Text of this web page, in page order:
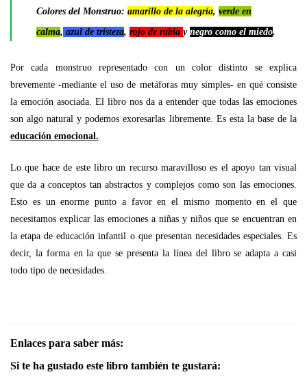
Colores del Monstruo: amarillo de la alegría, verde en
calma, azul de tristeza, rojo de rabia y negro como el miedo.
Por cada monstruo representado con un color distinto se explica
brevemente -mediante el uso de metáforas muy simples- en qué consiste
la emoción asociada. El libro nos da a entender que todas las emociones
son algo natural y podemos exoresarlas libremente. Es esta la base de la
educación emocional.
Lo que hace de este libro un recurso maravilloso es el apoyo tan visual
que da a conceptos tan abstractos y complejos como son las emociones.
Esto es un enorme punto a favor en el mismo momento en el que
necesitamos explicar las emociones a niñas y niños que se encuentran en
la etapa de educación infantil o que presentan necesidades especiales. Es
decir, la forma en la que se presenta la línea del libro se adapta a casi
todo tipo de necesidades.
Enlaces para saber más:
Si te ha gustado este libro también te gustará: